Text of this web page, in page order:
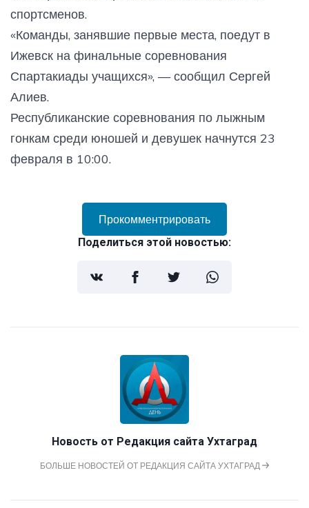
спортсменов.
«Команды, занявшие первые места, поедут в
Ижевск на финальные соревнования
Спартакиады учащихся», — сообщил Сергей
Алиев.
Республиканские соревнования по лыжным
гонкам среди юношей и девушек начнутся 23
февраля в 10:00.
Прокомментрировать
Поделиться этой новостью:
Новость от Редакция сайта Ухтаград
БОЛЬШЕ НОВОСТЕЙ ОТ РЕДАКЦИЯ САЙТА УХТАГРАД